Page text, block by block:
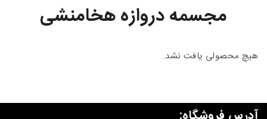
مجسمه دروازه هخامنشی
هیچ محصولی یافت نشد.